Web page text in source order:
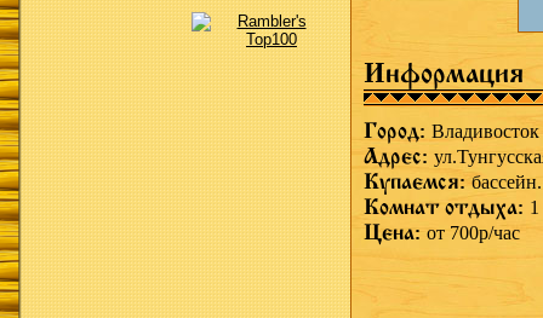
Информация
Город: Владивосток
Адрес:
Купаемся: бассейн.
Комнат отдыха: 1
Цена: от 700р/час